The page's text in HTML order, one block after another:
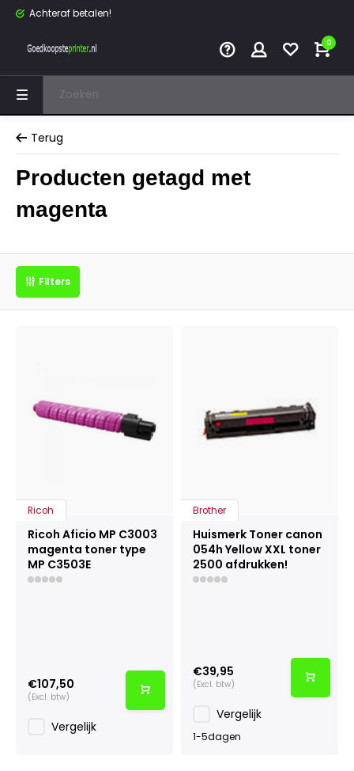
Achteraf betalen!
0
Terug
Producten getagd met
magenta
Filters
Ricoh
Ricoh Aficio MP C3003
magenta toner type
MP C3503E
€107,50
(Excl. btw)
Vergelijk
Brother
Huismerk Toner canon
054h Yellow XXL toner
2500 afdrukken!
€39,95
(Excl. btw)
Vergelijk
1-5dagen